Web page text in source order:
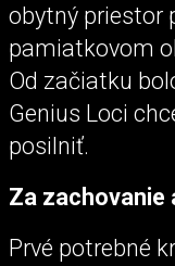
obytný priestor
pamiatkovom
Od začiatku
Genius Loci
posilniť.
Za
Prvé potrebné